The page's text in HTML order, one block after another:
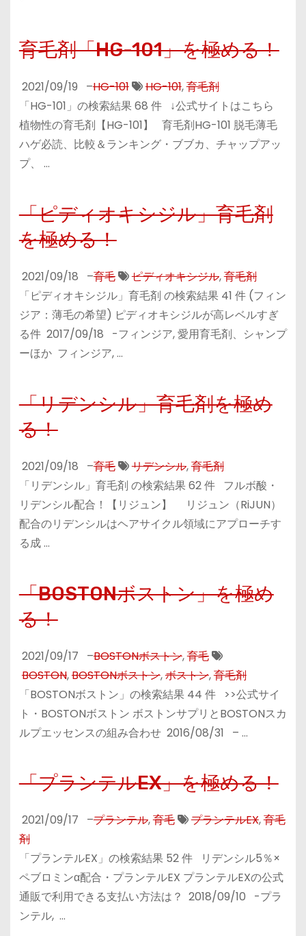
育毛剤「HG-101」を極める！
2021/09/19 –HG-101 HG-101,育毛剤
「HG-101」の検索結果 68 件 ↓公式サイトはこちら
植物性の育毛剤【HG-101】 育毛剤HG-101 脱毛薄毛
ハゲ必読、比較＆ランキング・ブブカ、チャップアッ
プ、 …
「ピディオキシジル」育毛剤
を極める！
2021/09/18 –育毛 ピディオキシジル,育毛剤
「ピディオキシジル」育毛剤 の検索結果 41 件 (フィン
ジア：薄毛の希望) ピディオキシジルが高レベルすぎ
る件 2017/09/18 -フィンジア, 愛用育毛剤、シャンプ
ーほか フィンジア, …
「リデンシル」育毛剤を極め
る！
2021/09/18 –育毛 リデンシル,育毛剤
「リデンシル」育毛剤 の検索結果 62 件 フルボ酸・
リデンシル配合！【リジュン】 リジュン（RiJUN）
配合のリデンシルはヘアサイクル領域にアプローチす
る成 …
「BOSTONボストン」を極め
る！
2021/09/17 –BOSTONボストン,育毛
BOSTON,BOSTONボストン,ボストン,育毛剤
「BOSTONボストン」の検索結果 44 件 >>公式サイ
ト・BOSTONボストン ボストンサプリとBOSTONスカ
ルプエッセンスの組み合わせ 2016/08/31 – …
「プランテルEX」を極める！
2021/09/17 –プランテル,育毛 プランテルEX,育毛
剤
「プランテルEX」の検索結果 52 件 リデンシル5％×
ペブロミンα配合・プランテルEX プランテルEXの公式
通販で利用できる支払い方法は？ 2018/09/10 -プラ
ンテル, …